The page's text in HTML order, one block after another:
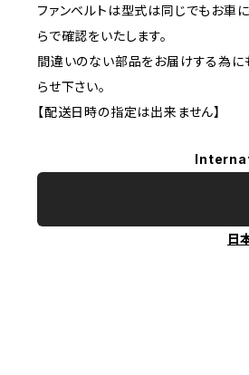
ファンベルトは型式は同じでもお車
らで確認をいたします。
間違いのない部品をお届けする為
らせ下さい。
【配送日時の指定は出来ません】
日